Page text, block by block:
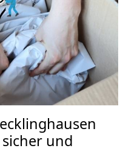
sicher und